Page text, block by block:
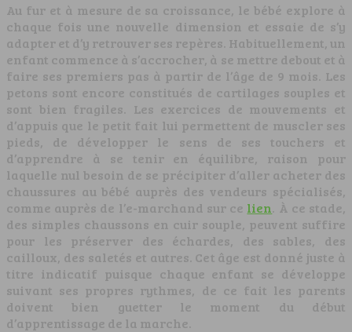
Au fur et à mesure de sa croissance, le bébé explore à
chaque fois une nouvelle dimension et essaie de s’y
adapter et d’y retrouver ses repères. Habituellement, un
enfant commence à s’accrocher, à se mettre debout et à
faire ses premiers pas à partir de l’âge de 9 mois. Les
petons sont encore constitués de cartilages souples et
sont bien fragiles. Les exercices de mouvements et
d’appuis que le petit fait lui permettent de muscler ses
pieds, de développer le sens de ses touchers et
d’apprendre à se tenir en équilibre, raison pour
laquelle nul besoin de se précipiter d’aller acheter des
chaussures au bébé auprès des vendeurs spécialisés,
comme auprès de l’e-marchand sur ce lien . À ce stade,
des simples chaussons en cuir souple, peuvent suffire
pour les préserver des échardes, des sables, des
cailloux, des saletés et autres. Cet âge est donné juste à
titre indicatif puisque chaque enfant se développe
suivant ses propres rythmes, de ce fait les parents
doivent bien guetter le moment du début
d’apprentissage de la marche.